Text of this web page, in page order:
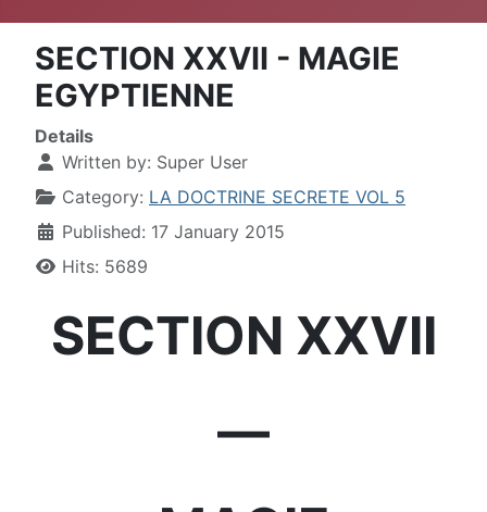
SECTION XXVII - MAGIE
EGYPTIENNE
Details
Written by: Super User
Category: LA DOCTRINE SECRETE VOL 5
Published: 17 January 2015
Hits: 5689
SECTION XXVII
—